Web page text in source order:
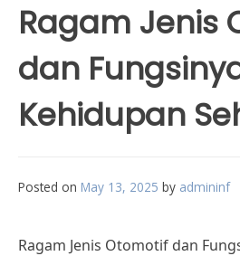
Ragam Jenis
dan
Kehidupan
Posted on May 13, 2025 by admininf
Ragam Jenis Otomotif dan